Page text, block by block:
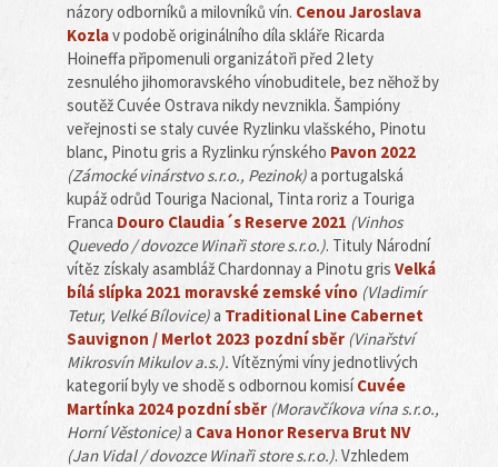
názory odborníků a milovníků vín. Cenou Jaroslava
Kozlav podobě originálního díla skláře Ricarda
Hoineffa připomenuli organizátoři před 2 lety
zesnulého jihomoravského vínobuditele, bez něhož by
soutěž Cuvée Ostrava nikdy nevznikla. Šampióny
veřejnosti se staly cuvée Ryzlinku vlašského, Pinotu
blanc, Pinotu gris a Ryzlinku rýnského Pavon 2022
(Zámocké vinárstvo s.r.o., Pezinok)a portugalská
kupáž odrůd Touriga Nacional, Tinta roriz a Touriga
Franca Douro Claudia´s Reserve 2021 (Vinhos
Quevedo / dovozce Winaři store s.r.o.). Tituly Národní
vítěz získaly asambláž Chardonnay a Pinotu gris Velká
bílá slípka 2021 moravské zemské víno (Vladimír
Tetur, Velké Bílovice)a Traditional Line Cabernet
Sauvignon / Merlot 2023 pozdní sběr (Vinařství
Mikrosvín Mikulov a.s.). Vítěznými víny jednotlivých
kategorií byly ve shodě s odbornou komisíCuvée
Martínka 2024 pozdní sběr (Moravčíkova vína s.r.o.,
Horní Věstonice)a Cava Honor Reserva Brut NV
(Jan Vidal / dovozce Winaři store s.r.o.). Vzhledem